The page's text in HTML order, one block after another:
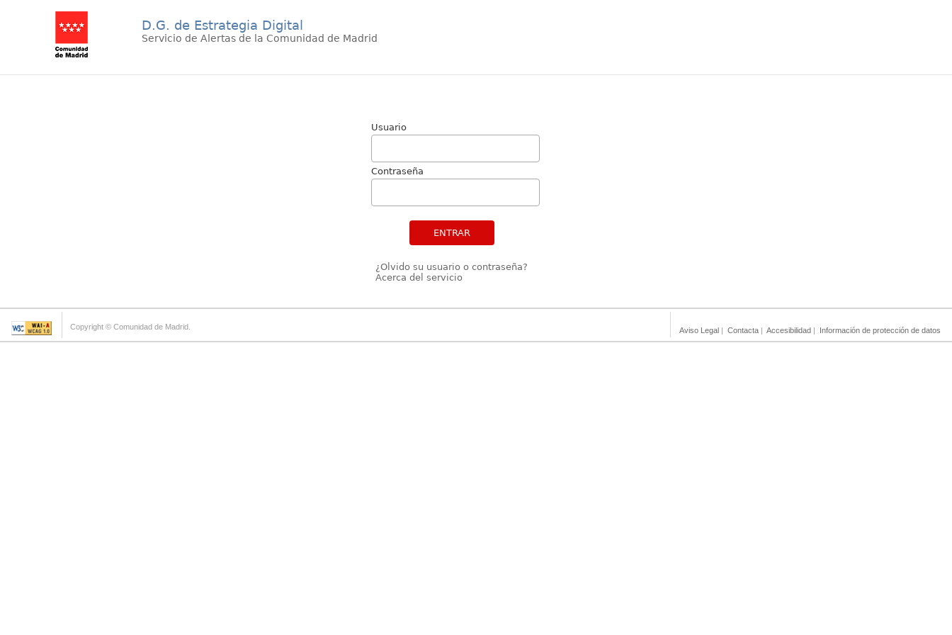
D.G. de Estrategia Digital
Servicio de Alertas de la Comunidad de Madrid
Usuario
Contraseña
ENTRAR
¿Olvido su usuario o contraseña?
Acerca del servicio
Copyright © Comunidad de Madrid. Aviso Legal | Contacta | Accesibilidad | Información de protección de datos